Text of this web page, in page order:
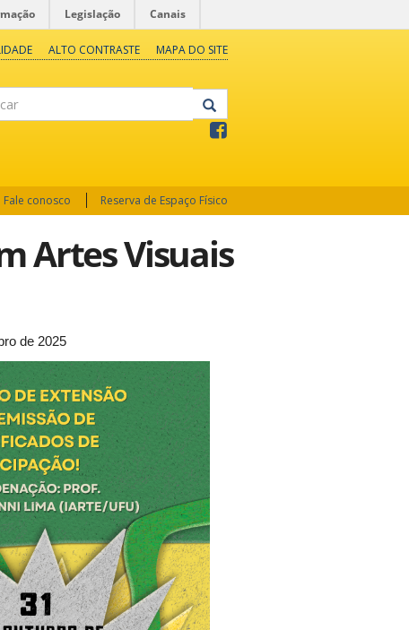
Legislação Canais
ALTO CONTRASTE MAPA DO SITE
Fale conosco Reserva de Espaço Físico
Artes Visuais
de 2025